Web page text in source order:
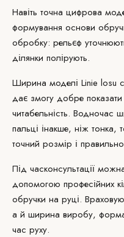
Навіть точна цифрова
формування основи
обробку: рельєф
ділянки полірують.
Ширина моделі Linie losu
дає змогу добре показати
читабельність. Водночас
пальці інакше, ніж
точний розмір і
Під часконсультації
допомогою професійних
обручки на руці.
а й ширина виробу, форма
час руху.